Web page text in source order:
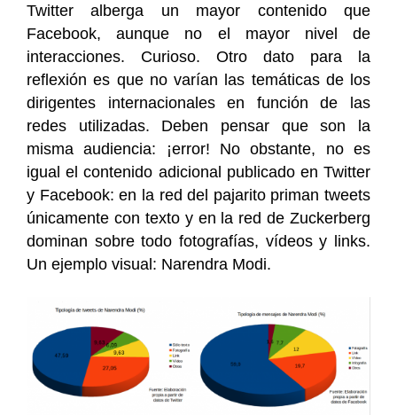
Twitter alberga un mayor contenido que
Facebook, aunque no el mayor nivel de
interacciones. Curioso. Otro dato para la
reflexión es que no varían las temáticas de los
dirigentes internacionales en función de las
redes utilizadas. Deben pensar que son la
misma audiencia: ¡error! No obstante, no es
igual el contenido adicional publicado en Twitter
y Facebook: en la red del pajarito priman tweets
únicamente con texto y en la red de Zuckerberg
dominan sobre todo fotografías, vídeos y links.
Un ejemplo visual: Narendra Modi.